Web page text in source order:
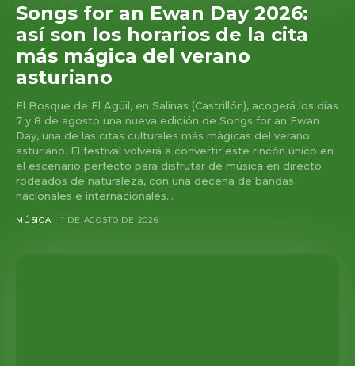
Songs for an Ewan Day 2026:
así son los horarios de la cita
más mágica del verano
asturiano
El Bosque de El Agüil, en Salinas (Castrillón), acogerá los días
7 y 8 de agosto una nueva edición de Songs for an Ewan
Day, una de las citas culturales más mágicas del verano
asturiano. El festival volverá a convertir este rincón único en
el escenario perfecto para disfrutar de música en directo
rodeados de naturaleza, con una decena de bandas
nacionales e internacionales...
MÚSICA 1 DE AGOSTO DE 2026